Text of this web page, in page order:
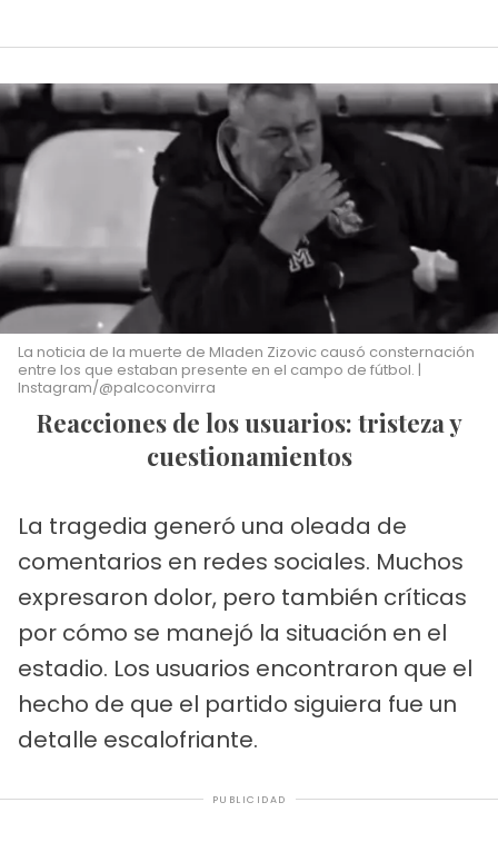
La noticia de la muerte de Mladen Zizovic causó consternación
entre los que estaban presente en el campo de fútbol. |
Instagram/@palcoconvirra
Reacciones de los usuarios: tristeza y
cuestionamientos
La tragedia generó una oleada de
comentarios en redes sociales. Muchos
expresaron dolor, pero también críticas
por cómo se manejó la situación en el
estadio. Los usuarios encontraron que el
hecho de que el partido siguiera fue un
detalle escalofriante.
PUBLICIDAD